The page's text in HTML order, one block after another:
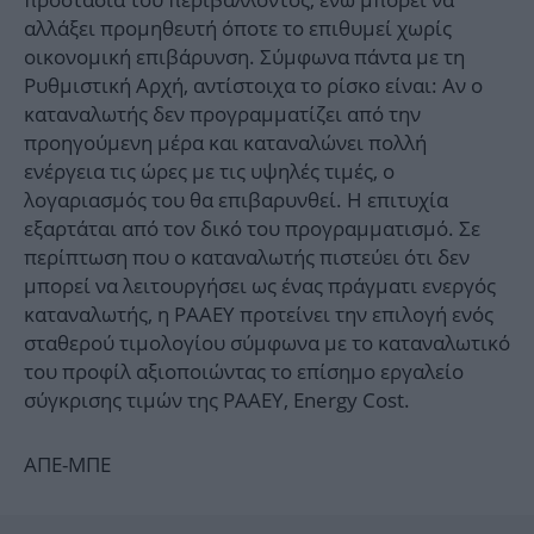
αλλάξει προμηθευτή όποτε το επιθυμεί χωρίς
οικονομική επιβάρυνση. Σύμφωνα πάντα με τη
Ρυθμιστική Αρχή, αντίστοιχα το ρίσκο είναι: Αν ο
καταναλωτής δεν προγραμματίζει από την
προηγούμενη μέρα και καταναλώνει πολλή
ενέργεια τις ώρες με τις υψηλές τιμές, ο
λογαριασμός του θα επιβαρυνθεί. Η επιτυχία
εξαρτάται από τον δικό του προγραμματισμό. Σε
περίπτωση που ο καταναλωτής πιστεύει ότι δεν
μπορεί να λειτουργήσει ως ένας πράγματι ενεργός
καταναλωτής, η ΡΑΑΕΥ προτείνει την επιλογή ενός
σταθερού τιμολογίου σύμφωνα με το καταναλωτικό
του προφίλ αξιοποιώντας το επίσημο εργαλείο
σύγκρισης τιμών της ΡΑΑΕΥ, Energy Cost.
ΑΠΕ-ΜΠΕ